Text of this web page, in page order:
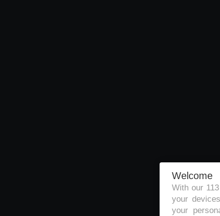
Welcome
With our
your
your